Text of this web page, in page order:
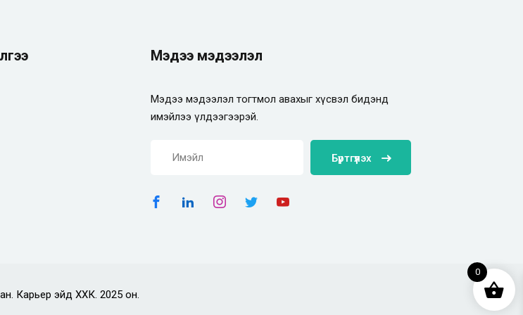
Мэдээ мэдээлэл
Мэдээ мэдээлэл тогтмол авахыг хүсвэл бидэнд
имэйлээ үлдээгээрэй.
Бүртгүүлэх
Карьер эйд ХХК. 2025 он.
0